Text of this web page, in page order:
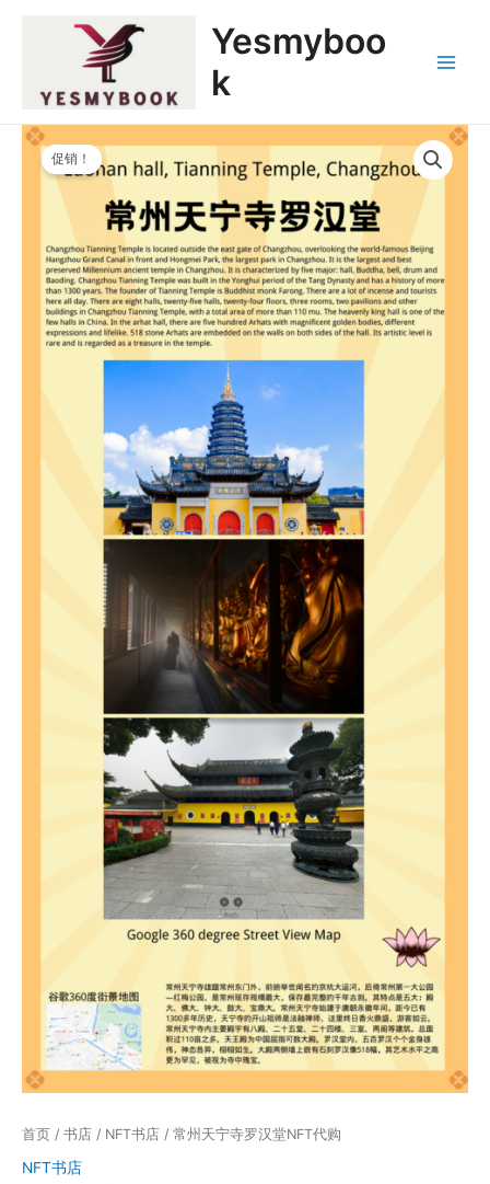
Yesmyboo
k
Menu
促销！
首页 / 书店 / NFT书店 / 常州天宁寺罗汉堂NFT代购
NFT书店
价
为：
$199,999.00。
前
价
格
为：
$19,999.00。
常
NFT